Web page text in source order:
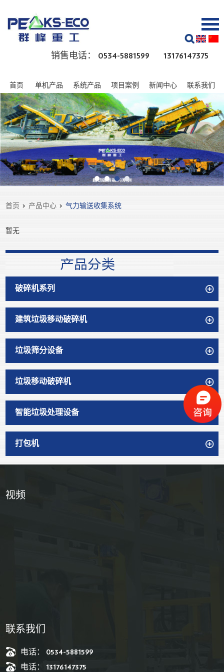
销售电话： 0534-5881599 13176147375
首页 单机产品 系统产品 项目案例 新闻中心 联系我们
首页 > 产品中心 >气力输送收集系统
暂无
破碎机系列
建筑垃圾移动破碎机
垃圾筛分设备
垃圾移动破碎机
智能垃圾处理设备
打包机
视频
联系我们
电话： 0534-5881599
电话： 13176147375